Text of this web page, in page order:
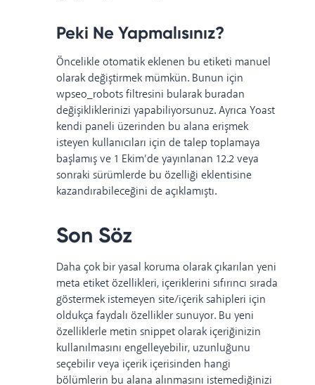
Peki Ne Yapmalısınız?
Öncelikle otomatik eklenen bu etiketi manuel
olarak değiştirmek mümkün. Bunun için
wpseo_robots filtresini bularak buradan
değişikliklerinizi yapabiliyorsunuz.Ayrıca Yoast
kendi paneli üzerinden bu alana erişmek
isteyen kullanıcıları için de talep toplamaya
başlamış ve 1 Ekim’de yayınlanan 12.2 veya
sonraki sürümlerde bu özelliği eklentisine
kazandırabileceğini de açıklamıştı.
Son Söz
Daha çok bir yasal koruma olarak çıkarılan yeni
meta etiket özellikleri, içeriklerini sıfırıncı sırada
göstermek istemeyen site/içerik sahipleri için
oldukça faydalı özellikler sunuyor. Bu yeni
özelliklerle metin snippet olarak içeriğinizin
kullanılmasını engelleyebilir, uzunluğunu
seçebilir veya içerik içerisinden hangi
bölümlerin bu alana alınmasını istemediğinizi